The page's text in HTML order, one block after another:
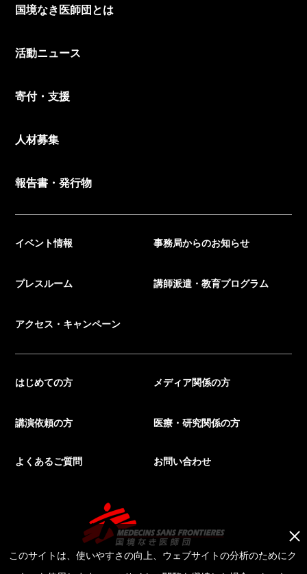
国境なき医師団とは
活動ニュース
寄付・支援
人材募集
報告書・発行物
イベント情報 事務局からのお知らせ
プレスルーム 講師派遣・教育プログラム
アクセス・キャンペーン
はじめての方 メディア関係の方
講演依頼の方 医療・研究関係の方
よくあるご質問 お問い合わせ
このサイトは、使いやすさの向上、ウェブサイトの分析のためにク